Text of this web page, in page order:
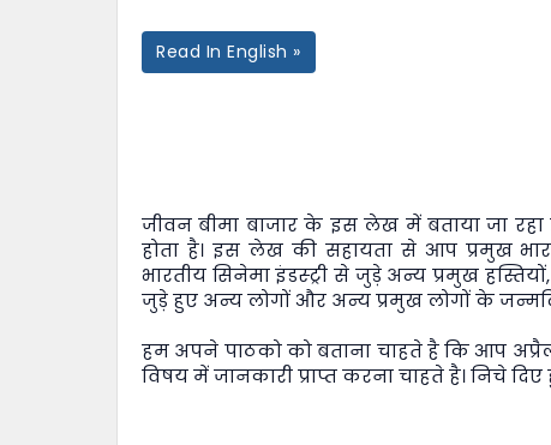
Read In English »
जीवन बीमा बाजारके इस लेख में बताया जा रहा
होता है। इस लेख की सहायता से आप प्रमुख
भारतीय सिनेमा इंडस्ट्री से जुड़े अन्य प्रमुख
जुड़े हुए अन्य लोगों और अन्य प्रमुख लोगों के
हम अपने पाठको को बताना चाहते है कि आप
विषय में जानकारी प्राप्त करना चाहते है। निचे